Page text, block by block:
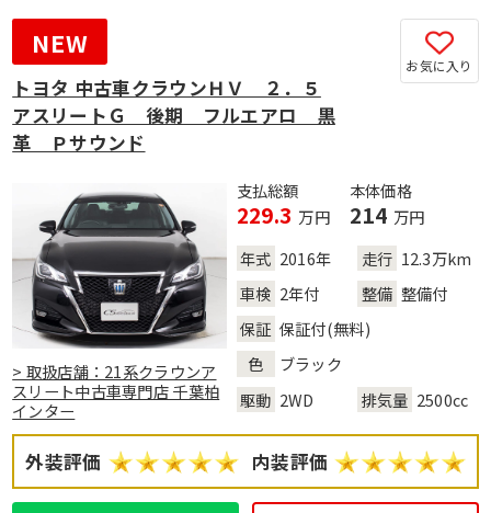
お気に入り
NEW
トヨタ 中古車クラウンＨＶ ２．５
アスリートＧ 後期 フルエアロ 黒
革 Ｐサウンド
> 取扱店舗：21系クラウンア
スリート中古車専門店 千葉柏
インター
支払総額
229.3 万円
本体価格
214 万円
年式 2016年 走行 12.3万km
車検 2年付 整備 整備付
保証 保証付(無料)
色
ブラック
駆動 2WD 排気量 2500cc
外装評価 内装評価